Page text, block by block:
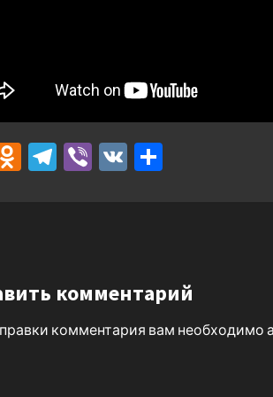
Odnoklassniki
Telegram
Viber
VK
комментарий
комментария вам необходимо